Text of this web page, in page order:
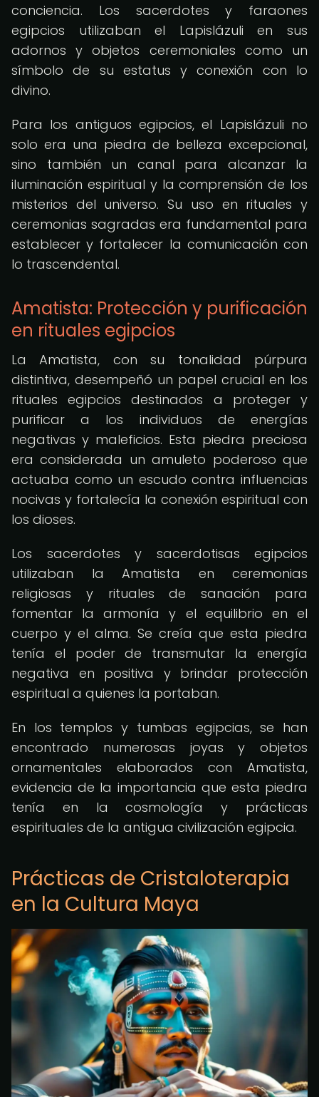
conciencia. Los sacerdotes y faraones
egipcios utilizaban el Lapislázuli en sus
adornos y objetos ceremoniales como un
símbolo de su estatus y conexión con lo
divino.
Para los antiguos egipcios, el Lapislázuli no
solo era una piedra de belleza excepcional,
sino también un canal para alcanzar la
iluminación espiritual y la comprensión de los
misterios del universo. Su uso en rituales y
ceremonias sagradas era fundamental para
establecer y fortalecer la comunicación con
lo trascendental.
Amatista: Protección y purificación
en rituales egipcios
La Amatista, con su tonalidad púrpura
distintiva, desempeñó un papel crucial en los
rituales egipcios destinados a proteger y
purificar a los individuos de energías
negativas y maleficios. Esta piedra preciosa
era considerada un amuleto poderoso que
actuaba como un escudo contra influencias
nocivas y fortalecía la conexión espiritual con
los dioses.
Los sacerdotes y sacerdotisas egipcios
utilizaban la Amatista en ceremonias
religiosas y rituales de sanación para
fomentar la armonía y el equilibrio en el
cuerpo y el alma. Se creía que esta piedra
tenía el poder de transmutar la energía
negativa en positiva y brindar protección
espiritual a quienes la portaban.
En los templos y tumbas egipcias, se han
encontrado numerosas joyas y objetos
ornamentales elaborados con Amatista,
evidencia de la importancia que esta piedra
tenía en la cosmología y prácticas
espirituales de la antigua civilización egipcia.
Prácticas de Cristaloterapia
en la Cultura Maya